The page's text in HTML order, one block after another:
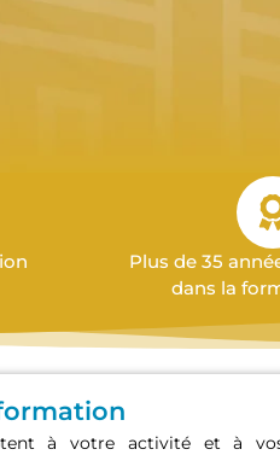
Plus de 35
dans la
à votre activité et à